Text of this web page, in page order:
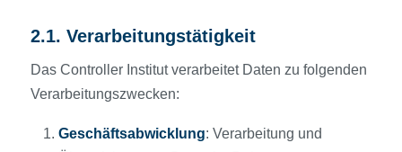
2.1. Verarbeitungstätigkeit
Das Controller Institut verarbeitet Daten zu folgenden
Verarbeitungszwecken:
Geschäftsabwicklung: Verarbeitung und